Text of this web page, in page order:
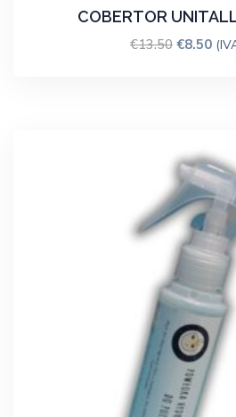
COBERTOR
€13.50 €8.50